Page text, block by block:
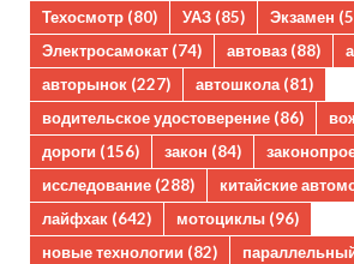
Техосмотр (80) УАЗ (85) Экзамен
Электросамокат (74) автоваз (88)
авторынок (227) автошкола(81)
водительское удостоверение (86)
дороги (156) закон (84)
исследование (288) китайские
лайфхак (642) мотоциклы (96)
новые технологии (82)